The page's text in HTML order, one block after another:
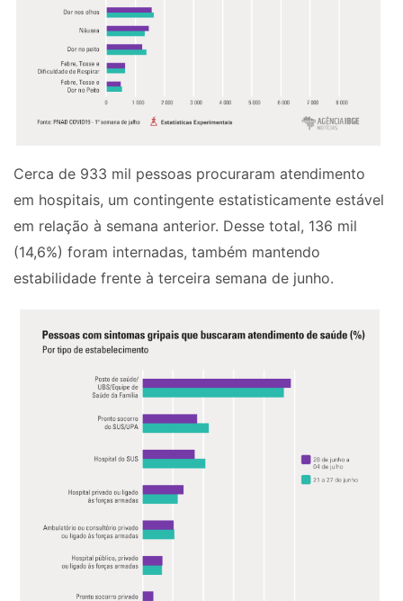
Cerca de 933 mil pessoas procuraram atendimento
em hospitais, um contingente estatisticamente estável
em relação à semana anterior. Desse total, 136 mil
(14,6%) foram internadas, também mantendo
estabilidade frente à terceira semana de junho.